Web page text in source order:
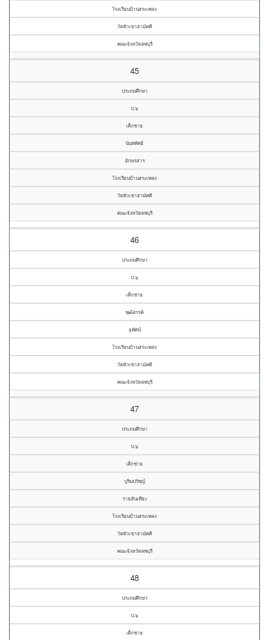
โรงเรียนบ้านสระเพลง
วัดหัวเขาสามัคคี
คณะจังหวัดลพบุรี
45
ประถมศึกษา
ป.๖
เด็กชาย
นันทพัทธ์
อักษรสาร
โรงเรียนบ้านสระเพลง
วัดหัวเขาสามัคคี
คณะจังหวัดลพบุรี
46
ประถมศึกษา
ป.๖
เด็กชาย
พุฒิสรรค์
อุทัศน์
โรงเรียนบ้านสระเพลง
วัดหัวเขาสามัคคี
คณะจังหวัดลพบุรี
47
ประถมศึกษา
ป.๖
เด็กชาย
ปุริมปรัชญ์
รายสันเทียะ
โรงเรียนบ้านสระเพลง
วัดหัวเขาสามัคคี
คณะจังหวัดลพบุรี
48
ประถมศึกษา
ป.๖
เด็กชาย